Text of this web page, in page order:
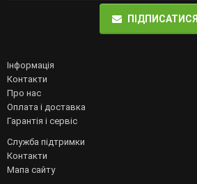
ПІДПИСАТИСЯ
Інформація
Контакти
Про нас
Оплата і доставка
Гарантія і сервіс
Служба підтримки
Контакти
Мапа сайту